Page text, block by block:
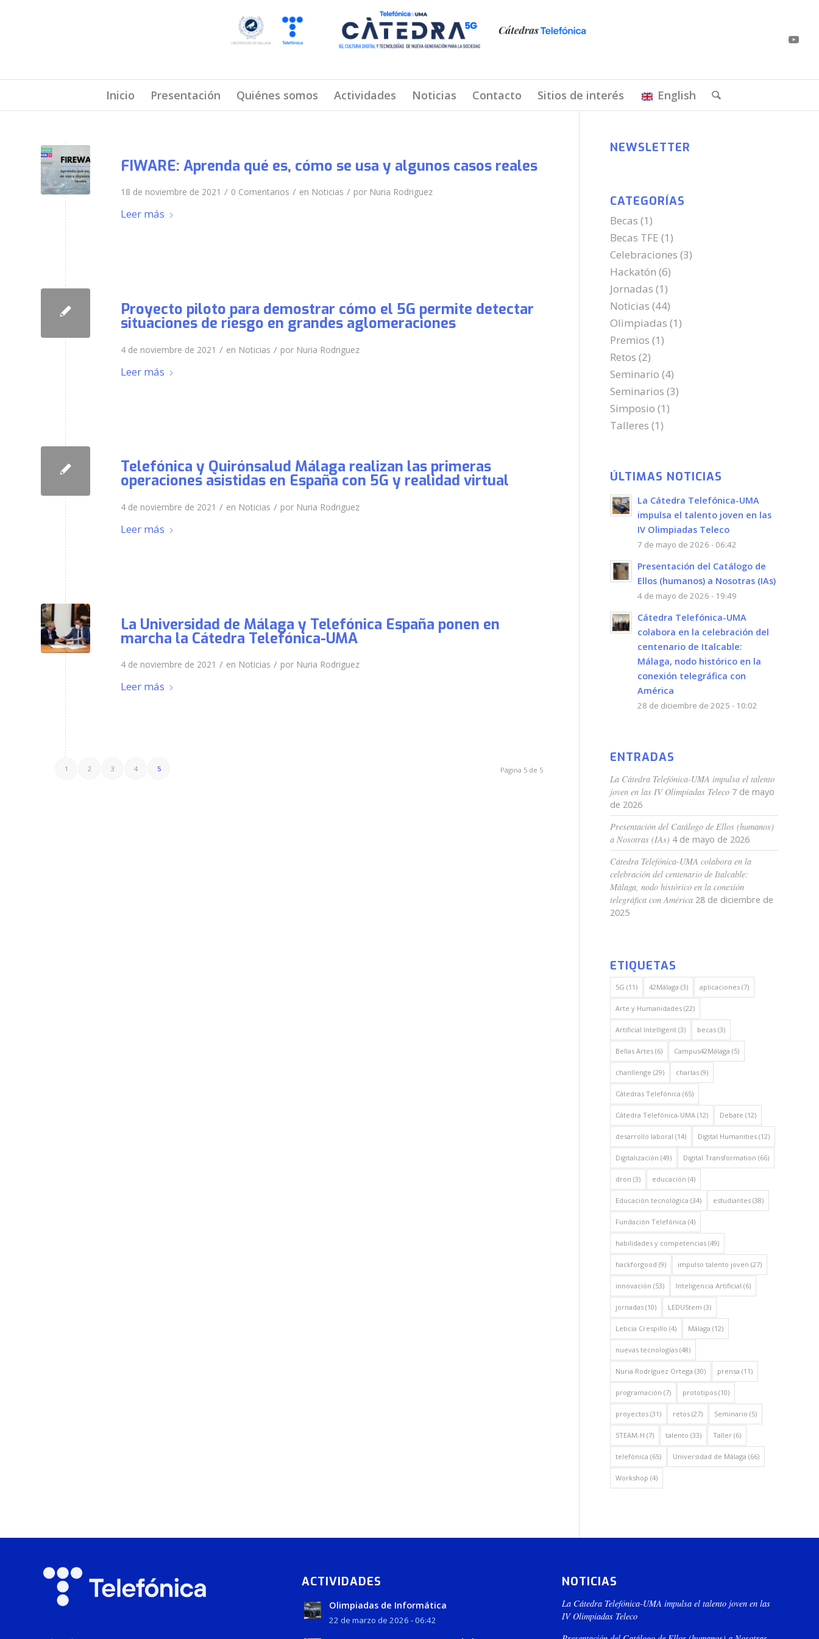
Inicio Presentación Quiénes somos Actividades Noticias Contacto Sitios de interés English
FIWARE: Aprenda qué es, cómo se usa y algunos casos reales
18 de noviembre de 2021 / 0 Comentarios / en Noticias / por Nuria Rodriguez
Leer más
Proyecto piloto para demostrar cómo el 5G permite detectar
situaciones de riesgo en grandes aglomeraciones
4 de noviembre de 2021 / en Noticias / por Nuria Rodriguez
Leer más
Telefónica y Quirónsalud Málaga realizan las primeras
operaciones asistidas en España con 5G y realidad virtual
4 de noviembre de 2021 / en Noticias / por Nuria Rodriguez
Leer más
La Universidad de Málaga y Telefónica España ponen en
marcha la Cátedra Telefónica-UMA
4 de noviembre de 2021 / en Noticias / por Nuria Rodriguez
Leer más
Página 5 de 5
1 2 3 4 5
NEWSLETTER
CATEGORÍAS
Becas (1)
Becas TFE (1)
Celebraciones (3)
Hackatón (6)
Jornadas (1)
Noticias (44)
Olimpiadas (1)
Premios (1)
Retos (2)
Seminario (4)
Seminarios (3)
Simposio (1)
Talleres (1)
ÚLTIMAS NOTICIAS
La Cátedra Telefónica-UMA
impulsa el talento joven en las
IV Olimpiadas Teleco
7 de mayo de 2026 - 06:42
Presentación del Catálogo de
Ellos (humanos) a Nosotras (IAs)
4 de mayo de 2026 - 19:49
Cátedra Telefónica-UMA
colabora en la celebración del
centenario de Italcable:
Málaga, nodo histórico en la
conexión telegráfica con
América
28 de diciembre de 2025 - 10:02
ENTRADAS
La Cátedra Telefónica-UMA impulsa el talento
joven en las IV Olimpiadas Teleco 7 de mayo
de 2026
Presentación del Catálogo de Ellos (humanos)
a Nosotras (IAs) 4 de mayo de 2026
Cátedra Telefónica-UMA colabora en la
celebración del centenario de Italcable:
Málaga, nodo histórico en la conexión
telegráfica con América 28 de diciembre de
2025
ETIQUETAS
5G (11) 42Málaga (3) aplicaciones (7)
Arte y Humanidades (22)
Artificial Intelligent (3) becas (3)
Bellas Artes (6) Campus42Málaga (5)
chanllenge (29) charlas (9)
Cátedras Telefónica (65)
Cátedra Telefónica-UMA (12) Debate (12)
desarrollo laboral (14) Digital Humanities (12)
Digitalización (49) Digital Transformation (66)
dron (3) educación (4)
Educación tecnológica (34) estudiantes (38)
Fundación Telefónica (4)
habilidades y competencias (49)
hackforgood (9) impulso talento joven (27)
innovación (53) Inteligencia Artificial (6)
jornadas (10) LEDUStem (3)
Leticia Crespillo (4) Málaga (12)
nuevas tecnologías (48)
Nuria Rodríguez Ortega (30) prensa (11)
programación (7) prototipos (10)
proyectos (31) retos (27) Seminario (5)
STEAM-H (7) talento (33) Taller (6)
telefónica (65) Universidad de Málaga (66)
Workshop (4)
ACTIVIDADES
Olimpiadas de Informática
22 de marzo de 2026 - 06:42
NOTICIAS
La Cátedra Telefónica-UMA impulsa el talento joven en las
IV Olimpiadas Teleco